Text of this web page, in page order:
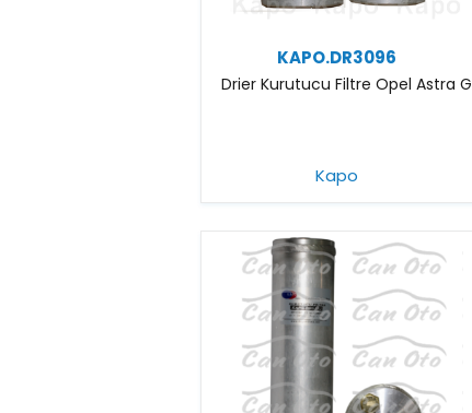
KAPO.DR3096
Drier Kurutucu Filtre Opel Astra G
Kapo